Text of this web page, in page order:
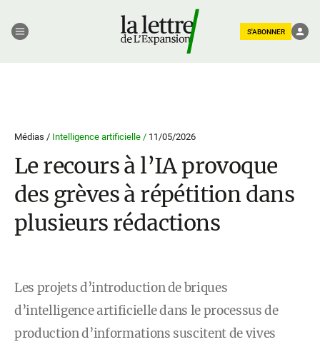
S'ABONNER
Médias / Intelligence artificielle / 11/05/2026
Le recours à l’IA provoque
des grèves à répétition dans
plusieurs rédactions
Les projets d’introduction de briques
d’intelligence artificielle dans le processus de
production d’informations suscitent de vives